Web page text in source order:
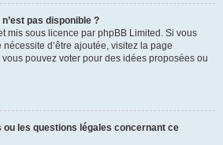
pas disponible ?
mis sous licence par phpBB Limited. Si vous
d’être ajoutée, visitez la page
pouvez voter pour des idées proposées ou
les questions légales concernant ce